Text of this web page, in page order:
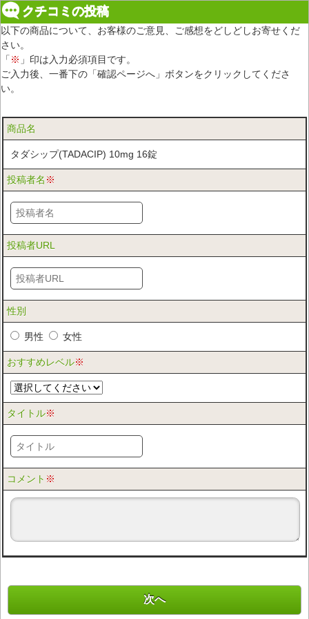
クチコミの投稿
以下の商品について、お客様のご意見、ご感想をどしどしお寄せくだ
さい。
「※ 」印は入力必須項目です。
ご入力後、一番下の「確認ページへ」ボタンをクリックしてくださ
い。
商品名
タダシップ(TADACIP) 10mg 16錠
投稿者名 ※
投稿者URL
性別
男性 女性
おすすめレベル※
タイトル※
コメント ※